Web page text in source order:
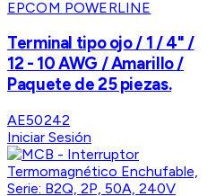
EPCOM POWERLINE
Terminal tipo ojo / 1 / 4" /
12 - 10 AWG / Amarillo /
Paquete de 25 piezas.
AE50242
Iniciar Sesión